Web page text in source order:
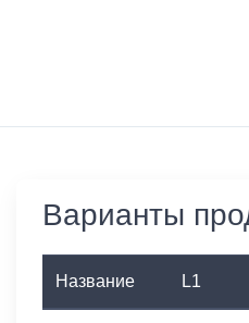
Варианты
Название L1